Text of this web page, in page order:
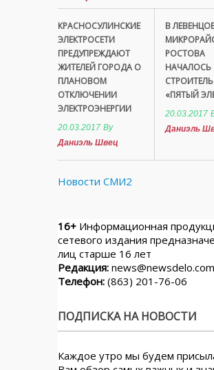
КРАСНОСУЛИНСКИЕ
ЭЛЕКТРОСЕТИ
ПРЕДУПРЕЖДАЮТ
ЖИТЕЛЕЙ ГОРОДА О
ПЛАНОВОМ
ОТКЛЮЧЕНИИ
ЭЛЕКТРОЭНЕРГИИ
20.03.2017 By
Даниэль Швец
В
РОСТОВА
НАЧАЛОСЬ
«ПЯТЫЙ
20.03.2017
Даниэль
Новости СМИ2
16+ Информационная
сетевого издания
лиц старше 16 лет
Редакция: news@newsdelo.com
Телефон: (863) 201-76-06
ПОДПИСКА НА НОВОСТИ
Каждое утро мы будем